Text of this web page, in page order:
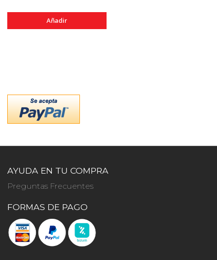
Añadir
AYUDA EN TU COMPRA
Preguntas Frecuentes
FORMAS DE PAGO